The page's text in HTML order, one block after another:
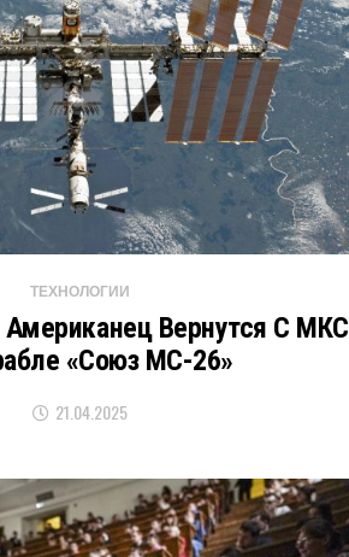
ТЕХНОЛОГИИ
Вернутся С МКС
«Союз МС-26»
21.04.2025